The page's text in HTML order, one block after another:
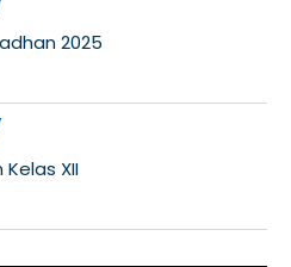
2025
XII